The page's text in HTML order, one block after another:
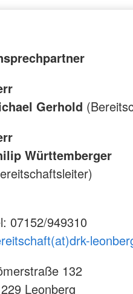
Gerhold
Württemberger
07152/949310
132
Leonberg